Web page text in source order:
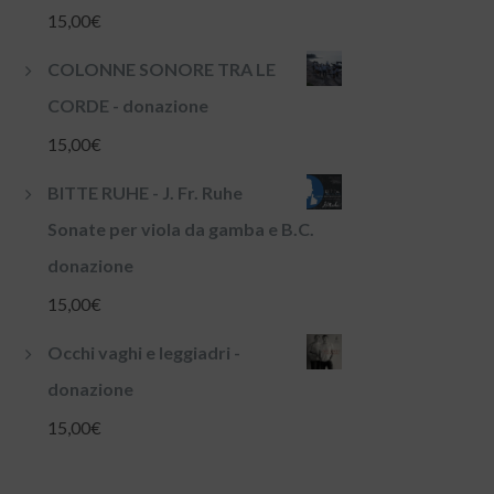
15,00€
COLONNE SONORE TRA LE
CORDE - donazione
15,00€
BITTE RUHE - J. Fr. Ruhe
Sonate per viola da gamba e B.C.
donazione
15,00€
Occhi vaghi e leggiadri -
donazione
15,00€